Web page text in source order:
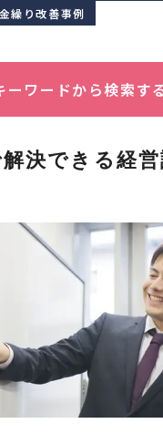
繰り改善事例
ーワードから検索す
解決できる経